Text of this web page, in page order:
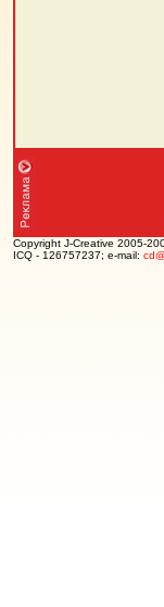
Copyright J-Creative 2005-
ICQ - 126757237; e-mail: